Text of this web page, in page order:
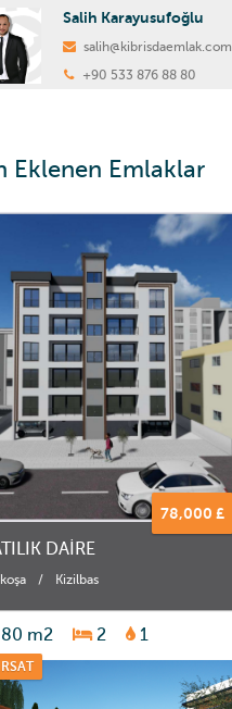
Salih Karayusufoğlu
salih@kibrisdaemlak.com
+90 533 876 88 80
Eklenen Emlaklar
78,000 £
DAİRE
/ Kizilbas
m2 2 1